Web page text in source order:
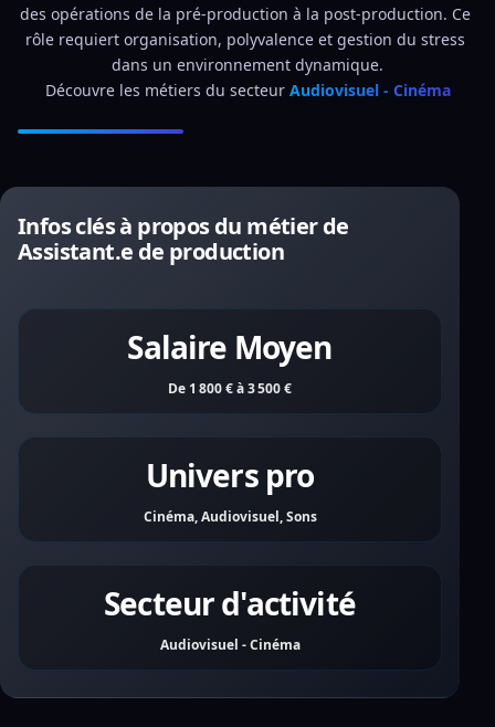
des opérations de la pré-production à la post-production. Ce
rôle requiert organisation, polyvalence et gestion du stress
dans un environnement dynamique.
Découvre les métiers du secteur Audiovisuel - Cinéma
Infos clés à propos du métier de
Assistant.e de production
Salaire Moyen
De 1 800 € à 3 500 €
Univers pro
Cinéma, Audiovisuel, Sons
Secteur d'activité
Audiovisuel - Cinéma